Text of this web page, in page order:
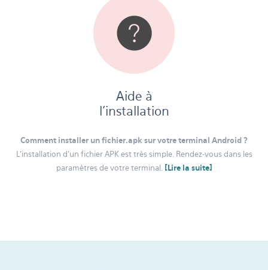
Aide à
l'installation
Comment installer un fichier.apk sur votre terminal Android ?
L’installation d’un fichier APK est très simple. Rendez-vous dans les
paramètres de votre terminal. [Lire la suite]